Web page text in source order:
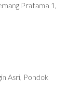
Pratama 1,
Asri, Pondok